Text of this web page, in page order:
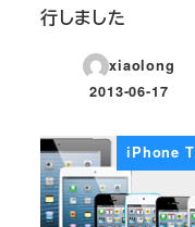
行しました
xiaolong
投稿日
2013-06-17
iPhone